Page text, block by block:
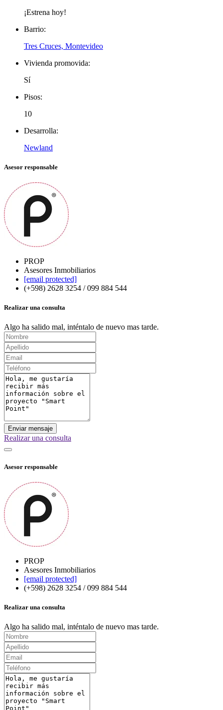
¡Estrena hoy!
Barrio:
Tres Cruces, Montevideo
Vivienda promovida:
Sí
Pisos:
10
Desarrolla:
Newland
Asesor responsable
PROP
Asesores Inmobiliarios
[email protected]
(+598) 2628 3254 / 099 884 544
Realizar una consulta
Algo ha salido mal, inténtalo de nuevo mas tarde.
Enviar mensaje
Realizar una consulta
Asesor responsable
PROP
Asesores Inmobiliarios
[email protected]
(+598) 2628 3254 / 099 884 544
Realizar una consulta
Algo ha salido mal, inténtalo de nuevo mas tarde.